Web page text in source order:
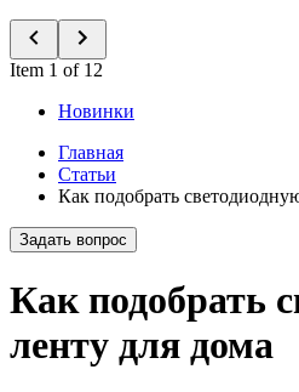
Item 1 of 12
Новинки
Главная
Статьи
Как подобрать
Задать вопрос
Как подобрать
ленту для дома